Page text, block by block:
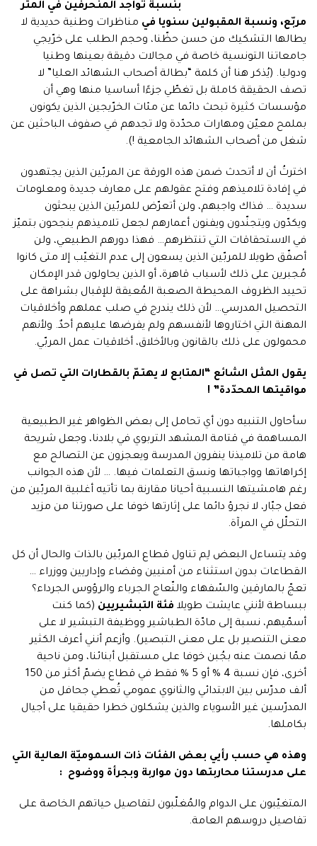
بنسبة تواجد المنحرفين في المتر
مربّع، ونسبة المقبولين سنويا في مناظرات وطنية حديدية لا
يطالها التشكيك من حسن حظّنا، وحجم الطلب على خرّيجي
جامعاتنا التونسية خاصة في مجالات دقيقة بعينها وطنيا
ودوليا. (يُذكر هنا أن كلمة “بطالة أصحاب الشهائد العليا” لا
تصف الحقيقة كاملة بل تغطّي جزءًا أساسيا منها وهي أن
مؤسسات كثيرة تبحث دائما عن مئات الخرّيجين الذين يكونون
بملمح معيّن ومهارات محدّدة ولا تجدهم في صفوف الباحثين عن
شغل من أصحاب الشهائد الجامعية !).
اخترتُ أن لا أتحدث ضمن هذه الورقة عن المربّين الذين يجتهدون
في إفادة تلاميذهم وفتح عقولهم على معارف جديدة ومعلومات
سديدة … فذاك واجبهم، ولن أتعرّض للمربّين الذين يبحثون
ويكدّون ويتجنّدون ويفنون أعمارهم لجعل تلاميذهم ينجحون بتميّز
في الاستحقاقات التي تنتظرهم… فهذا دورهم الطبيعي، ولن
أصفّق طويلا للمربّين الذين يسعون إلى عدم التغيّب إلا متى كانوا
مُجبرين على ذلك لأسباب قاهرة، أو الذين يحاولون قدر الإمكان
تحييد الظروف المحيطة الصعبة المُعيقة للإقبال بشراهة على
التحصيل المدرسي… لأن ذلك يندرج في صلب عملهم وأخلاقيات
المهنة التي اختاروها لأنفسهم ولم يفرضها عليهم أحدٌ. ولأنهم
محمولون على ذلك بالقانون وبالأخلاق، أخلاقيات عمل المربّي.
يقول المثل الشائع “المتابع لا يهتمّ بالقطارات التي تصل في
مواقيتها المحدّدة” !
سأحاول التنبيه دون أي تحامل إلى بعض الظواهر غير الطبيعية
المساهمة في قتامة المشهد التربوي في بلادنا، وجعل شريحة
هامة من تلاميذنا ينفرون المدرسة ويعجزون عن التصالح مع
إكراهاتها وواجباتها ونسق التعلمات فيها. … لأن هذه الجوانب
رغم هامشيتها النسبية أحيانا مقارنة بما تأتيه أغلبية المربّين من
فعل جبّار، لا نجرؤ دائما على إثارتها خوفا على صورتنا من مزيد
التحلّل في المرآة.
وقد يتساءل البعض لِم تناول قطاع المربّين بالذات والحال أن كل
القطاعات بدون استثناء من أمنيين وقضاء وإداريين ووزراء …
تعجّ بالمارقين والسّفهاء والنّعاج الجرباء والرؤوس الجرداء؟
ببساطة لأنني عايشت طويلا فئة التبشيريين (كما كنت
أسمّيهم، نسبة إلى مادّة الطباشير ووظيفة التبشير لا على
معنى التنصير بل على معنى التبصير). وأزعم أنني أعرف الكثير
ممّا نصمت عنه بجُبن خوفا على مستقبل أبنائنا، ومن ناحية
أخرى، فإن نسبة 4 % أو 5 % فقط في قطاع يضمّ أكثر من 150
ألف مدرّس بين الابتدائي والثانوي عمومي تُعطي جحافل من
المدرّسين غير الأسوياء والذين يشكلون خطرا حقيقيا على أجيال
بكاملها.
وهذه هي حسب رأيي بعض الفئات ذات السموميّة العالية التي
على مدرستنا محاربتها دون مواربة وبجرأة ووضوح :
المتغيّبون على الدوام والمُغلّبون لتفاصيل حياتهم الخاصة على
تفاصيل دروسهم العامة.